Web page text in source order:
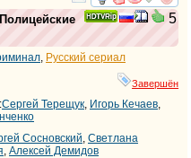
смотреть
5
Русский сериал
Завершён
:Сергей Терещук Игорь Кечаев
Сосновский Светлана
Алексей Демидов